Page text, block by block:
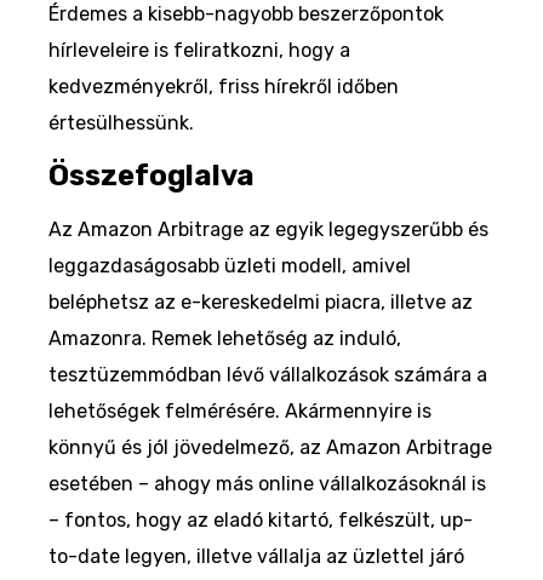
Érdemes a kisebb-nagyobb beszerzőpontok
hírleveleire is feliratkozni, hogy a
kedvezményekről, friss hírekről időben
értesülhessünk.
Összefoglalva
Az Amazon Arbitrage az egyik legegyszerűbb és
leggazdaságosabb üzleti modell, amivel
beléphetsz az e-kereskedelmi piacra, illetve az
Amazonra. Remek lehetőség az induló,
tesztüzemmódban lévő vállalkozások számára a
lehetőségek felmérésére. Akármennyire is
könnyű és jól jövedelmező, az Amazon Arbitrage
esetében – ahogy más online vállalkozásoknál is
– fontos, hogy az eladó kitartó, felkészült, up-
to-date legyen, illetve vállalja az üzlettel járó